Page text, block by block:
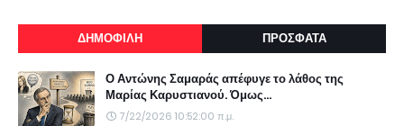
ΔΗΜΟΦΙΛΗ ΠΡΟΣΦΑΤΑ
Ο Αντώνης Σαμαράς απέφυγε το λάθος της
Μαρίας Καρυστιανού. Όμως...
7/22/2026 10:52:00 π.μ.